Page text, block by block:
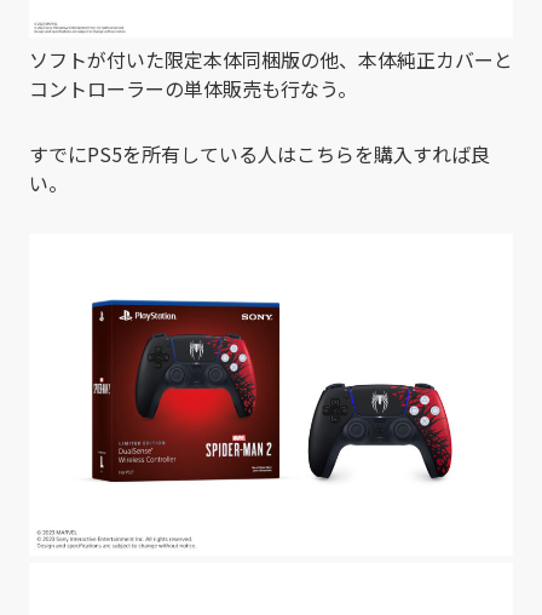
ソフトが付いた限定本体同梱版の他、本体純正カバーと
コントローラーの単体販売も行なう。
すでにPS5を所有している人はこちらを購入すれば良
い。